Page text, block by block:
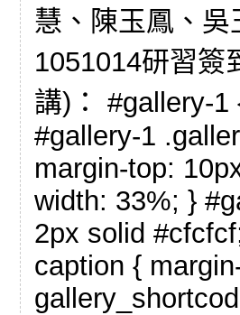
慧、陳玉鳳、
1051014研習簽
講)： #gallery-
#gallery-1
margin-top:
width: 33%; }
2px solid
caption {